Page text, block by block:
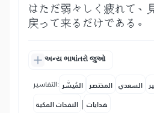
はただ弱々しく疲れて、
戻って来るだけである。
અન્ય ભાષાંતરો જુઓ
التفاسير: المُيسَّر المختصر السعدي
النفحات المكية | هدايات